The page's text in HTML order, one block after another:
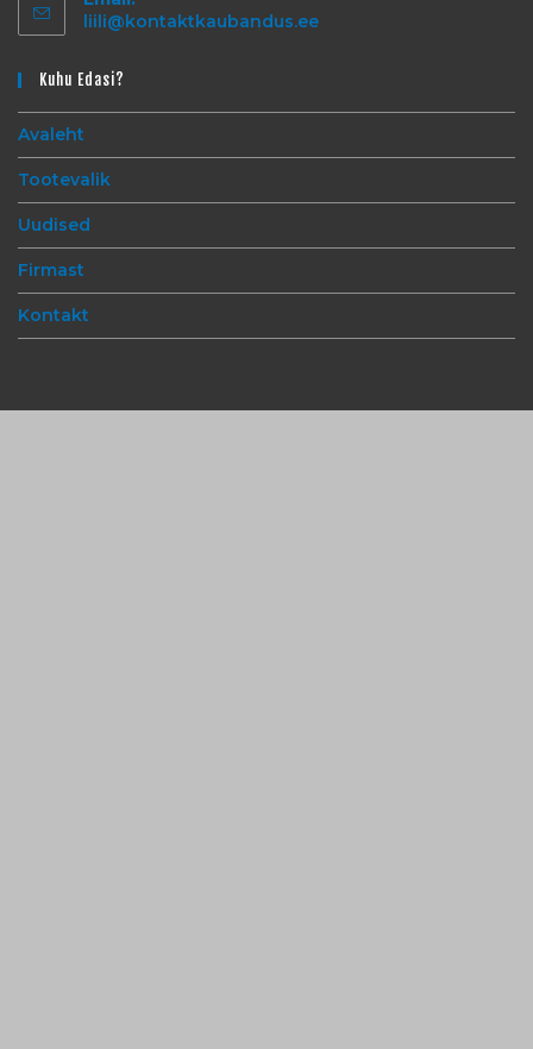
liili@kontaktkaubandus.ee
Kuhu Edasi?
Avaleht
Tootevalik
Uudised
Firmast
Kontakt